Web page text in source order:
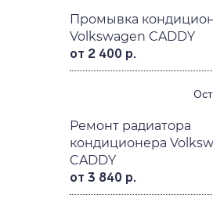
Промывка
Volkswagen CADDY
от 2 400 р.
Ремонт радиатора
кондиционера
CADDY
от 3 840 р.